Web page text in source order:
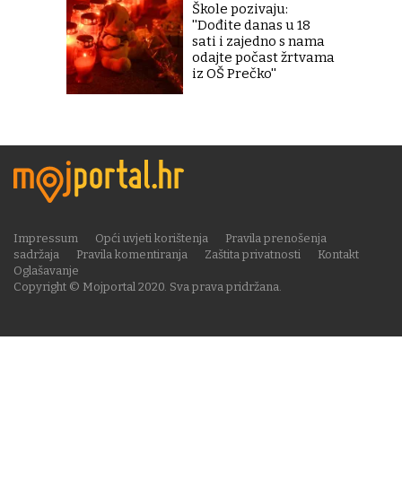
Škole pozivaju:
''Dođite danas u 18
sati i zajedno s nama
odajte počast žrtvama
iz OŠ Prečko''
Copyright © Mojportal 2020. Sva prava pridržana.
Impressum Opći uvjeti korištenja
Pravila prenošenja
sadržaja
Pravila komentiranja Zaštita privatnosti
Kontakt
Oglašavanje